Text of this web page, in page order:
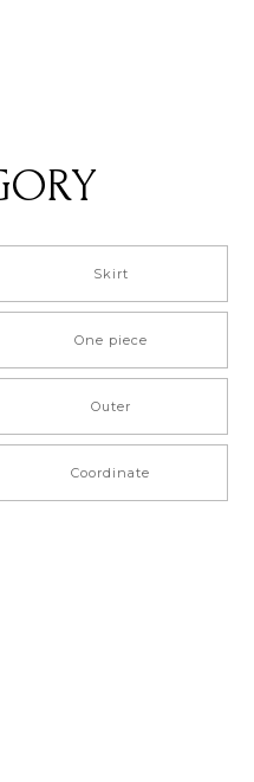
Skirt
One piece
Outer
Coordinate